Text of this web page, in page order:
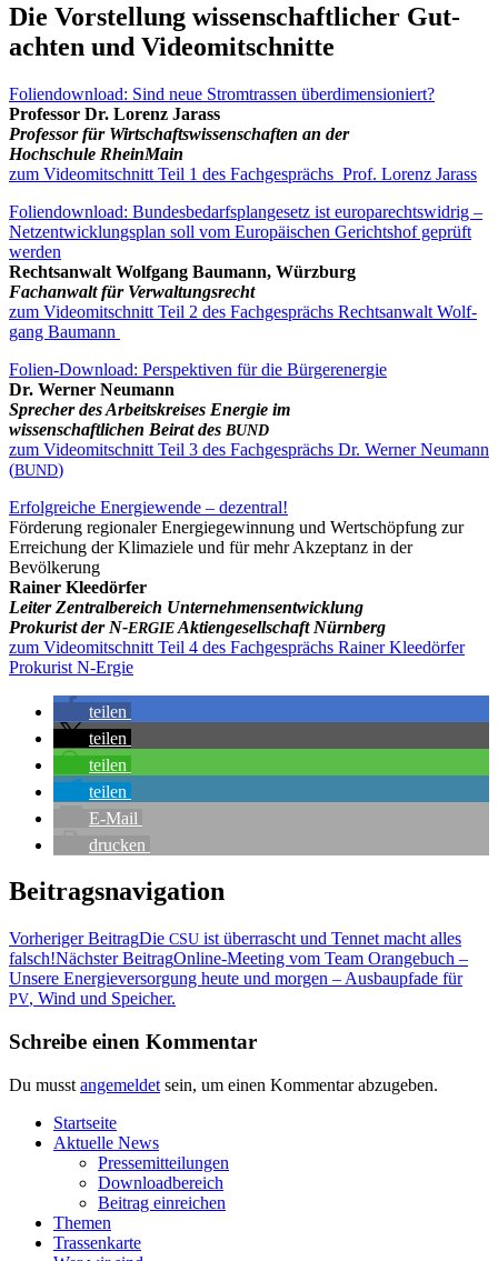
Die Vor­stel­lung wis­sen­schaft­li­cher Gut­
ach­ten und Videomitschnitte
Foli­en­down­load: Sind neue Strom­tras­sen überdimensioniert?
Pro­fes­sor Dr. Lorenz Jarass
Pro­fes­sor für Wirt­schafts­wis­sen­schaf­ten an der
Hoch­schu­le RheinMain
zum Video­mit­schnitt Teil 1 des Fach­ge­sprächs Prof. Lorenz Jarass
Foli­en­down­load: Bun­des­be­darfs­plan­ge­setz ist euro­pa­rechts­wid­rig –
Netz­ent­wick­lungs­plan soll vom Euro­päi­schen Gerichts­hof geprüft
werden
Rechts­an­walt Wolf­gang Bau­mann, Würzburg
Fach­an­walt für Verwaltungsrecht
zum Video­mit­schnitt Teil 2 des Fach­ge­sprächs Rechts­an­walt Wolf­
gang Baumann
Foli­en-Down­load: Per­spek­ti­ven für die Bürgerenergie
Dr. Wer­ner Neumann
Spre­cher des Arbeits­krei­ses Ener­gie im
wis­sen­schaft­li­chen Bei­rat des BUND
zum Video­mit­schnitt Teil 3 des Fach­ge­sprächs Dr. Wer­ner Neu­mann
(BUND)
Erfolg­rei­che Ener­gie­wen­de – dezentral!
För­de­rung regio­na­ler Ener­gie­ge­win­nung und Wert­schöp­fung zur
Errei­chung der Kli­ma­zie­le und für mehr Akzep­tanz in der
Bevölkerung
Rai­ner Kleedörfer
Lei­ter Zen­tral­be­reich Unternehmensentwicklung
Pro­ku­rist der N‑ERGIEAkti­en­ge­sell­schaft Nürnberg
zum Video­mit­schnitt Teil 4 des Fach­ge­sprächs Rai­ner Klee­dör­fer
Pro­ku­rist N‑Ergie
tei­len
tei­len
tei­len
tei­len
E‑Mail
dru­cken
Beitragsnavigation
Vorheriger BeitragDie CSU ist über­rascht und Ten­net macht alles
falsch!Nächster BeitragOnline-Mee­ting vom Team Oran­ge­buch –
Unse­re Ener­gie­ver­sor­gung heu­te und mor­gen – Aus­bau­pf­a­de für
PV, Wind und Speicher.
Schreibe einen Kommentar
Du musst angemeldet sein, um einen Kommentar abzugeben.
Start­sei­te
Aktu­el­le News
Pres­se­mit­tei­lun­gen
Down­load­be­reich
Bei­trag einreichen
The­men
Tras­sen­kar­te